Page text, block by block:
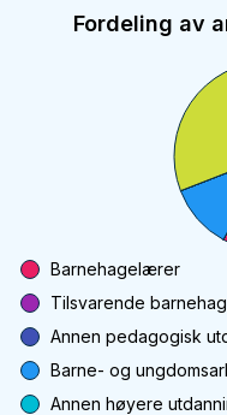
Fordeling av
Barnehagelærer
Tilsvarende
Annen pedagogisk
Barne- og
Annen høyere